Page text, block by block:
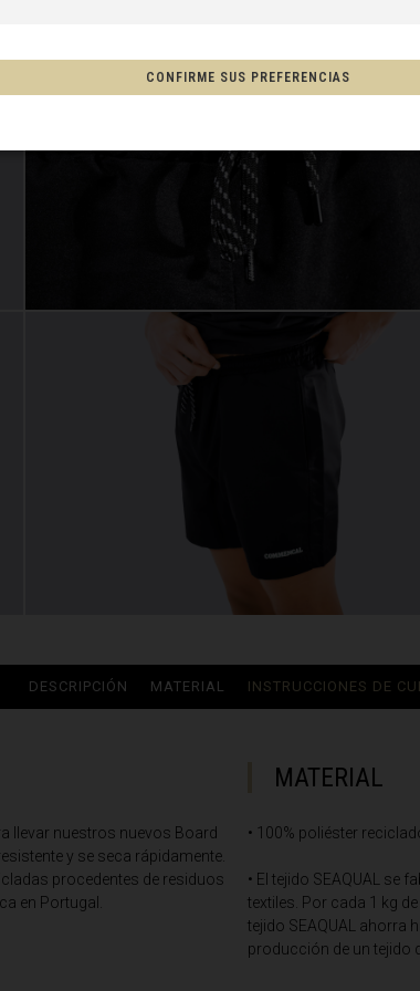
Espainia
CONFIRME SUS PREFERENCIAS
DESCRIPCIÓN MATERIAL INSTRUCCIONES DE
llevar nuestros nuevos Board
y se seca rápidamente.
procedentes de residuos
en Portugal.
MATERIAL
• 100% poliéster
• El tejido SEAQUAL
textiles. Por cada 1 kg
tejido SEAQUAL ahorra
producción de un tejido